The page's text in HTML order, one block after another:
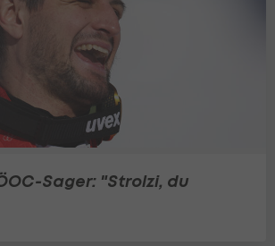
Sager: "Strolzi, du